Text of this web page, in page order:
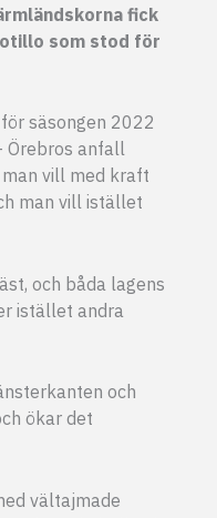
fick
som stod för
säsongen 2022
Örebros anfall
vill med kraft
man vill istället
och båda lagens
istället andra
och
ökar det
vältajmade